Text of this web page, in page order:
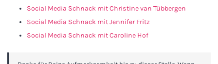
Social Media Schnack mit Christine van Tübbergen
Social Media Schnack mit Jennifer Fritz
Social Media Schnack mit Caroline Hof